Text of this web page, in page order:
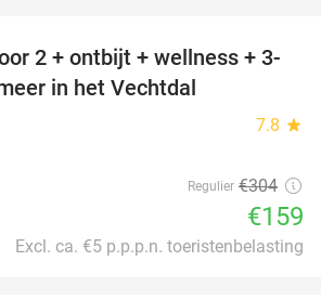
48%
2 + ontbijt + wellness + 3-
in het Vechtdal
7.8 star
Regulier €304
€159
Excl. ca. €5 p.p.p.n. toeristenbelasting